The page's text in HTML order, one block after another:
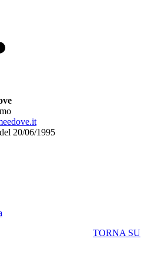
20/06/1995
TORNA SU